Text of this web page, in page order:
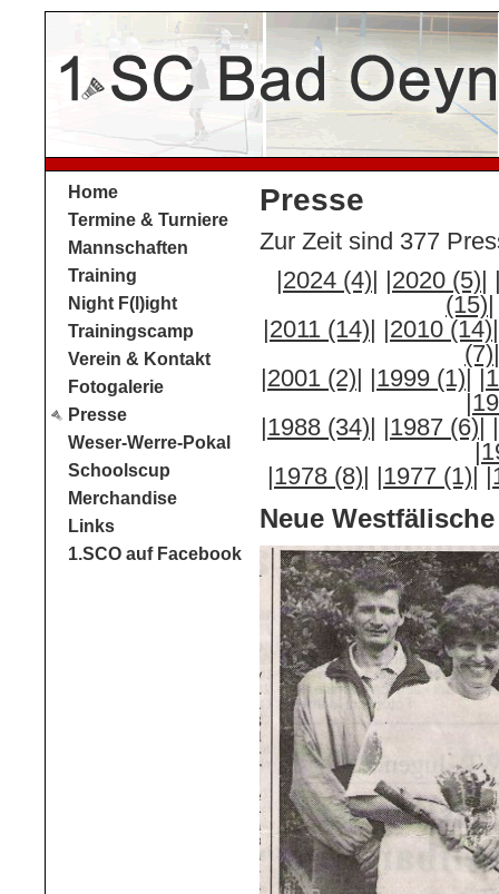
Home
Termine & Turniere
Mannschaften
Training
Night F(l)ight
Trainingscamp
Verein & Kontakt
Fotogalerie
Presse
Weser-Werre-Pokal
Schoolscup
Merchandise
Links
1.SCO auf Facebook
Presse
Zur Zeit sind 377
|2024 (4)| |2020 (5)|
(15)|
|2011 (14)| |2010 (14)|
(7)|
|2001 (2)| |1999 (1)|
|1988 (34)| |1987 (6)|
|1978 (8)| |1977 (1)|
Neue